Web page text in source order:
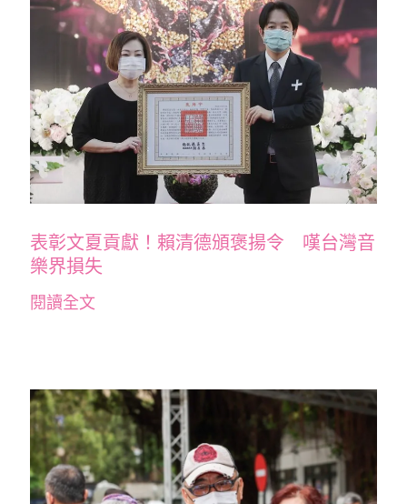
表彰文夏貢獻！賴清德頒褒揚令 嘆台灣音
樂界損失
閱讀全文